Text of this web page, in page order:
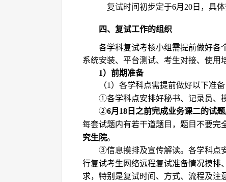
复试时间初步定于6月 20 日， 具体
四、复试工作的组织
各学科复试考核小组需提前做好各
系统安装、平台测试、考生对接、使用
1）前期准备
（1 ）各学科点需提前做好以下准备
①各学科点安排好秘书、记录员、
②6月 18 日之前完成业务课二的试
每套试题内有若干道题目，题目不要完
究生院。
③信息摸排及宣传解读。各学科点
行复试考生网络远程复试准备情况摸排
求，特别是复试时间、方式、流程及注